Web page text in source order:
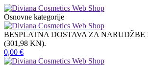
Osnovne kategorije
BESPLATNA DOSTAVA ZA NARUDŽBE
(301,98 KN).
0,00 €